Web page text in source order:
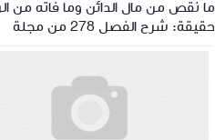
ما نقص من مال الدائن وما فاته من
حقيقة: شرح الفصل 278 من مجلة